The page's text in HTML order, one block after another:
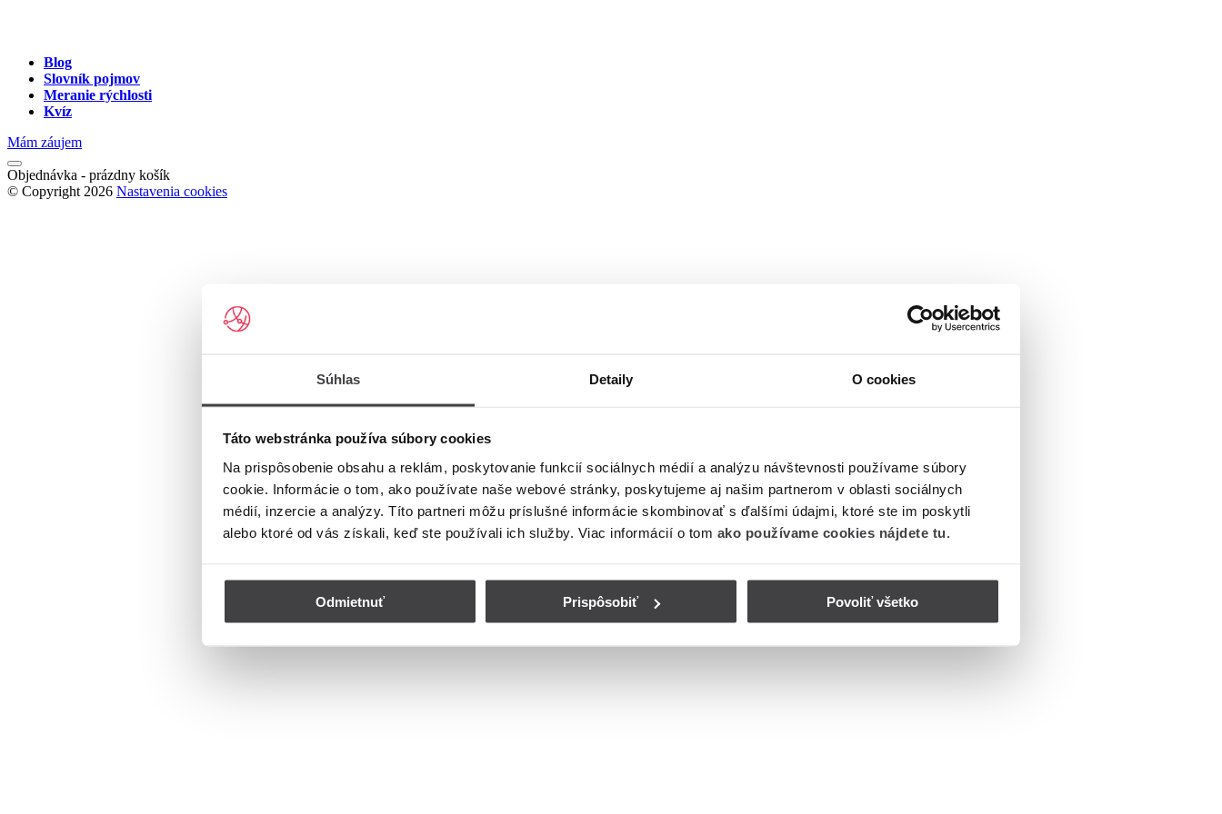
Súhlas Detaily O cookies
Táto webstránka používa súbory cookies
Na prispôsobenie obsahu a reklám, poskytovanie funkcií sociálnych médií a analýzu návštevnosti používame súbory
cookie. Informácie o tom, ako používate naše webové stránky, poskytujeme aj našim partnerom v oblasti sociálnych
médií, inzercie a analýzy. Títo partneri môžu príslušné informácie skombinovať s ďalšími údajmi, ktoré ste im poskytli
alebo ktoré od vás získali, keď ste používali ich služby. Viac informácií o tom ako používame cookies nájdete tu.
Odmietnuť Prispôsobiť Povoliť všetko
Blog
Slovník pojmov
Meranie rýchlosti
Kvíz
Mám záujem
Objednávka - prázdny košík
© Copyright 2026 Nastavenia cookies